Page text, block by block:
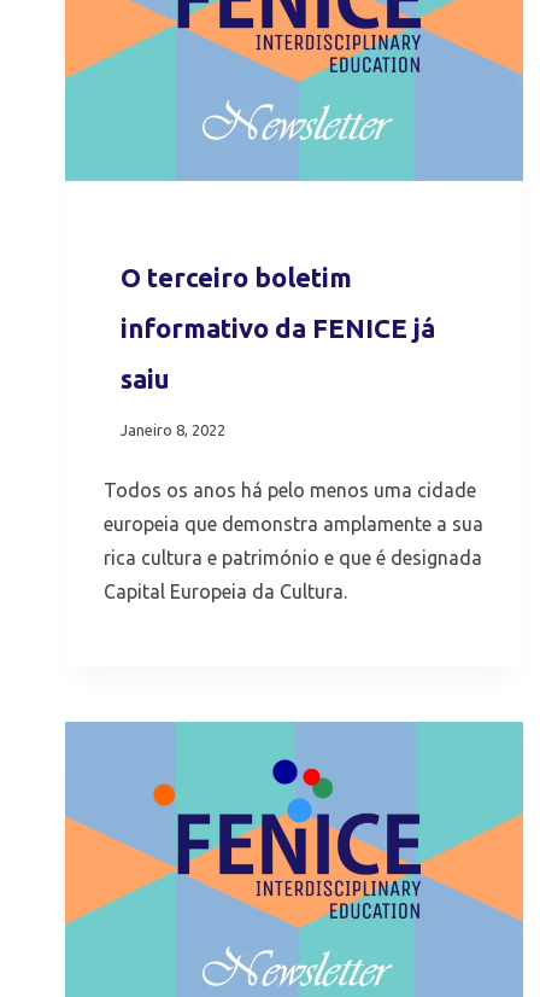
O terceiro boletim
informativo da FENICE já
saiu
Janeiro 8, 2022
Todos os anos há pelo menos uma cidade
europeia que demonstra amplamente a sua
rica cultura e património e que é designada
Capital Europeia da Cultura.